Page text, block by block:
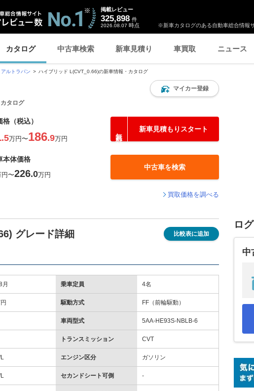
※新車カタログのある自動車総合情報
掲載レビュー
325,898 件
2026.08.07 時点
カタログ 中古車検索 新車見積り 車買取 ニュース
アルトラパン ハイブリッド L(CVT_0.66)の新車情報・カタログ
タログ
マイカー登録
格（税込）
.5万円〜186.9万円
新車見積もりスタート
本体価格
〜226.0万円
中古車を検索
買取価格を調べる
グレード詳細 比較表に追加
月 乗車定員 4名
駆動方式 FF（前輪駆動）
車両型式 5AA-HE93S-NBLB-6
トランスミッション CVT
エンジン区分 ガソリン
セカンドシート可倒 -
ロ
中